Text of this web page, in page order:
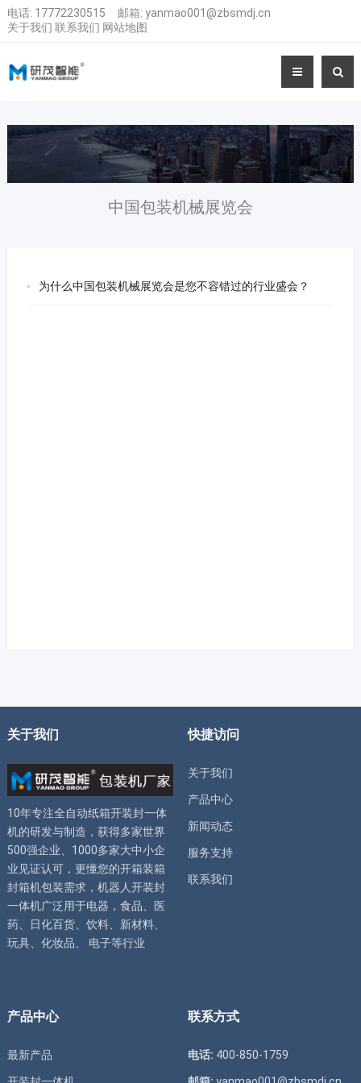
电话: 17772230515 邮箱: yanmao001@zbsmdj.cn
关于我们 联系我们 网站地图
中国包装机械展览会
为什么中国包装机械展览会是您不容错过的行业盛会？
关于我们
10年专注全自动纸箱开装封一体
机的研发与制造，获得多家世界
500强企业、1000多家大中小企
业见证认可，更懂您的开箱装箱
封箱机包装需求， 机器人开装封
一体机广泛用于电器，食品、医
药、日化百货、饮料、新材料、
玩具、化妆品、 电子等行业
快捷访问
关于我们
产品中心
新闻动态
服务支持
联系我们
产品中心
最新产品
联系方式
电话: 400-850-1759